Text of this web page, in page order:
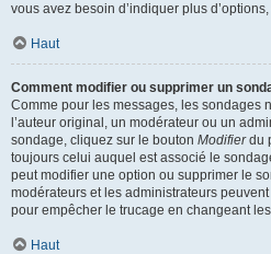
vous avez besoin d’indiquer plus
Haut
Comment modifier ou supprimer un
Comme pour les messages, les sondages
l’auteur original, un modérateur ou un
sondage, cliquez sur le bouton Modifierdu
toujours celui auquel est associé le
peut modifier une option ou supprimer le
modérateurs et les administrateurs
pour empêcher le trucage en changeant
Haut